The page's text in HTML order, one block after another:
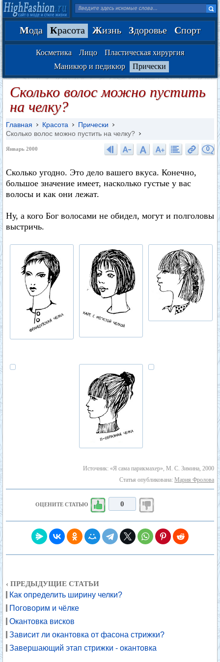
Мода Красота Жизнь Здоровье Спорт
Косметика Лицо
Пластическая хирургия
Маникюр и педикюр
Прически
Сколько волос можно пустить
на челку?
Главная Красота
Прически
Сколько волос можно пустить на челку?
Январь 2000 0
Сколько угодно. Это дело вашего вкуса. Конечно,
большое значение имеет, насколько густые у вас
волосы и как они лежат.
Ну, а кого Бог волосами не обидел, могут и полголовы
выстричь.
Источник: «Я сама парикмахер», М. С. Зимина, 2000
Статья опубликована: Мария Фролова
ОЦЕНИТЕ СТАТЬЮ 0
‹ ПРЕДЫДУЩИЕ СТАТЬИ
Как определить ширину челки?
Поговорим и чёлке
Окантовка висков
Зависит ли окантовка от фасона стрижки?
Завершающий этап стрижки - окантовка